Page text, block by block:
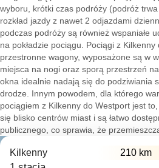
wyboru, krótki czas podróży (podróż
rozkład jazdy z nawet 2 odjazdami
podczas podróży są również wspaniałe
na pokładzie pociągu. Pociągi z
przestronne wagony, wyposażone są w
miejsca na nogi oraz sporą przestrzeń
okna idealnie nadają się do podziwiania
drodze. Innym powodem, dla którego
pociągiem z Kilkenny do Westport jest
się blisko centrów miast i są łatwo
publicznego, co sprawia, że
Kilkenny 210 km